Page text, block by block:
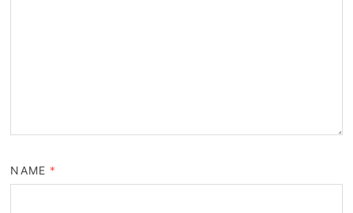
NAME *